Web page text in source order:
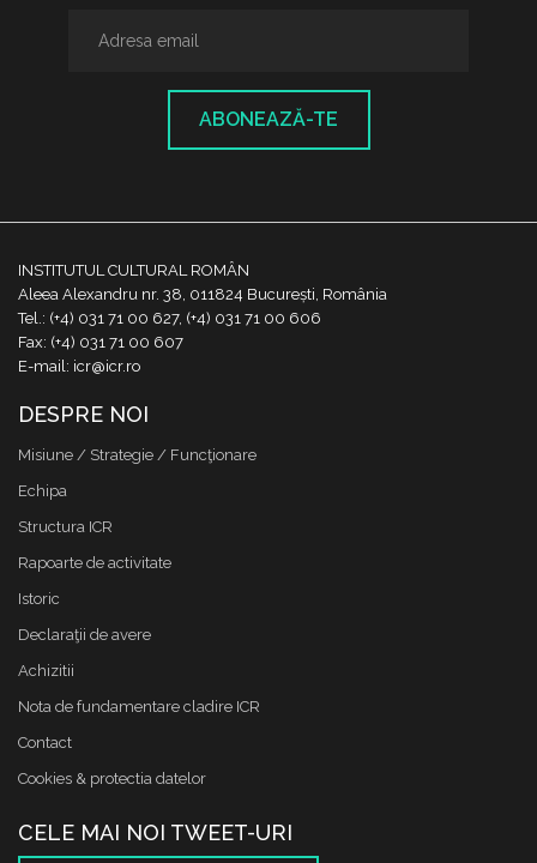
ABONEAZĂ-TE
INSTITUTUL CULTURAL ROMÂN
Aleea Alexandru nr. 38, 011824 București, România
Tel.: (+4) 031 71 00 627, (+4) 031 71 00 606
Fax: (+4) 031 71 00 607
E-mail: icr@icr.ro
DESPRE NOI
Misiune / Strategie / Funcţionare
Echipa
Structura ICR
Rapoarte de activitate
Istoric
Declaraţii de avere
Achizitii
Nota de fundamentare cladire ICR
Contact
Cookies & protectia datelor
CELE MAI NOI TWEET-URI